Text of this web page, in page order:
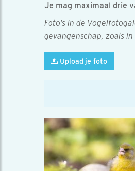
Je mag maximaal drie
Foto’s in de
gevangenschap, zoals
Upload je foto